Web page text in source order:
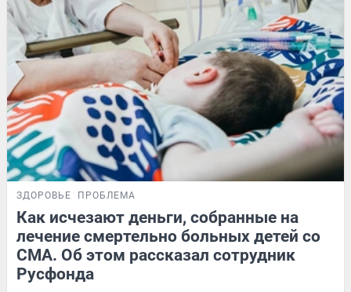
ЗДОРОВЬЕ ПРОБЛЕМА
Как исчезают деньги, собранные на
лечение смертельно больных детей со
СМА. Об этом рассказал сотрудник
Русфонда